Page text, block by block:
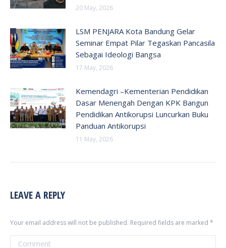
20 May, 2026
LSM PENJARA Kota Bandung Gelar
Seminar Empat Pilar Tegaskan Pancasila
Sebagai Ideologi Bangsa
17 May, 2026
Kemendagri –Kementerian Pendidikan
Dasar Menengah Dengan KPK Bangun
Pendidikan Antikorupsi Luncurkan Buku
Panduan Antikorupsi
11 May, 2026
LEAVE A REPLY
Your email address will not be published. Required fields are marked *
Comment